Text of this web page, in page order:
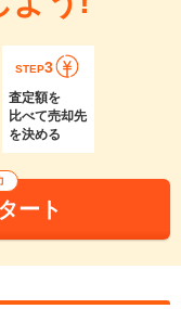
STEP3
査定額を
比べて売却先
を決める
ート